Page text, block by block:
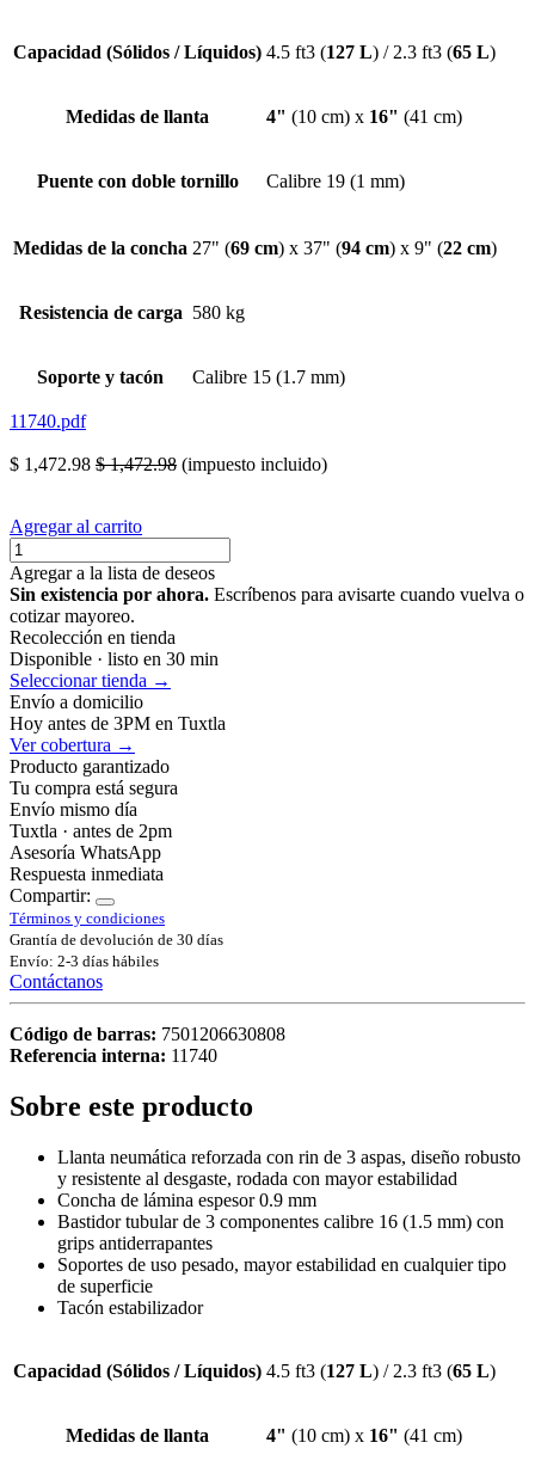
Capacidad (Sólidos / Líquidos) 4.5 ft3 (127 L) / 2.3 ft3 (65 L)
Medidas de llanta 4" (10 cm) x 16" (41 cm)
Puente con doble tornillo Calibre 19 (1 mm)
Medidas de la concha 27" (69 cm) x 37" (94 cm) x 9" (22 cm)
Resistencia de carga 580 kg
Soporte y tacón Calibre 15 (1.7 mm)
11740.pdf
$ 1,472.98 $1,472.98 (impuesto incluido)
Agregar al carrito
Agregar a la lista de deseos
Sin existencia por ahora. Escríbenos para avisarte cuando vuelva o
cotizar mayoreo.
Recolección en tienda
Disponible · listo en 30 min
Seleccionar tienda →
Envío a domicilio
Hoy antes de 3PM en Tuxtla
Ver cobertura →
Producto garantizado
Tu compra está segura
Envío mismo día
Tuxtla · antes de 2pm
Asesoría WhatsApp
Respuesta inmediata
Compartir:
Términos y condiciones
Grantía de devolución de 30 días
Envío: 2-3 días hábiles
Contáctanos
Código de barras: 7501206630808
Referencia interna: 11740
Sobre este producto
Llanta neumática reforzada con rin de 3 aspas, diseño robusto
y resistente al desgaste, rodada con mayor estabilidad
Concha de lámina espesor 0.9 mm
Bastidor tubular de 3 componentes calibre 16 (1.5 mm) con
grips antiderrapantes
Soportes de uso pesado, mayor estabilidad en cualquier tipo
de superficie
Tacón estabilizador
Capacidad (Sólidos / Líquidos) 4.5 ft3 (127 L) / 2.3 ft3 (65 L)
Medidas de llanta 4" (10 cm) x 16" (41 cm)